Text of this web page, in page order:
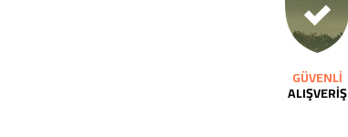
GÜVENLİ
ALIŞVERİŞ